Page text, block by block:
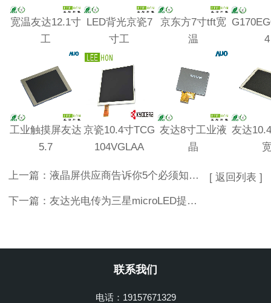
宽温友达12.1寸
工
LED背光京瓷7
寸工
京东方7寸tft宽
温
4
工业触摸屏友达
5.7
京瓷10.4寸TCG
104VGLAA
友达8寸工业液
晶
友达
上一篇： 液晶屏供应商告诉你5个必须知道的保养小技巧 ？
下一篇： 友达光电传为三星microLED提供玻璃背板
[ 返回列表 ]
联系我们
电话：19157671329